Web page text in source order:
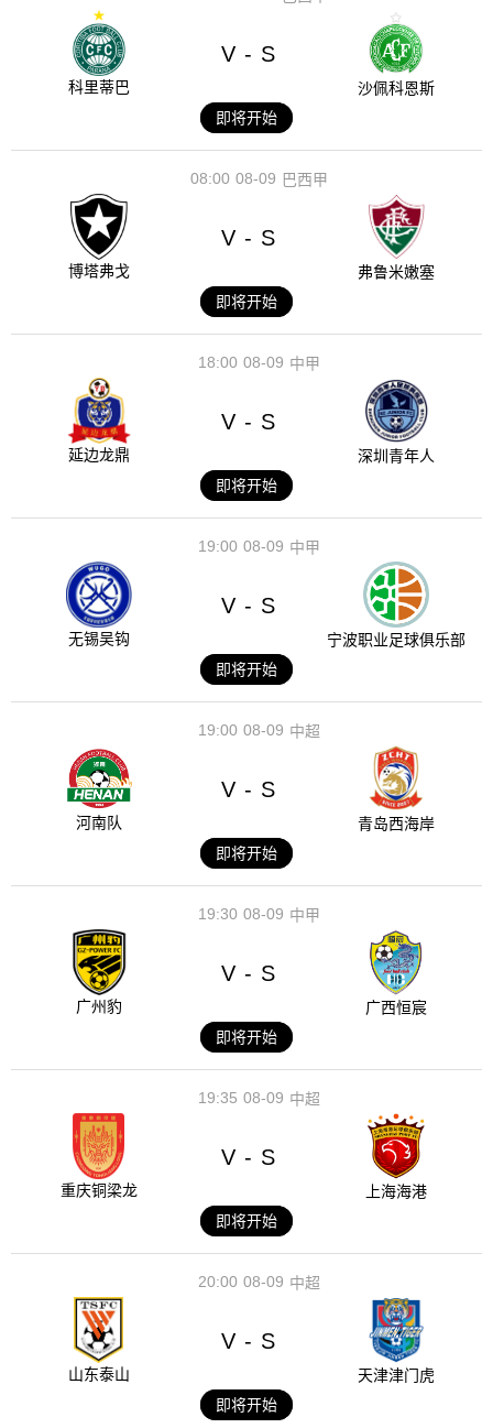
科里蒂巴
V - S
沙佩科恩斯
即将开始
08-09
08:00 巴西甲
博塔弗戈
V - S
弗鲁米嫩塞
即将开始
08-09
18:00 中甲
延边龙鼎
V - S
深圳青年人
即将开始
08-09
19:00 中甲
无锡吴钩
V - S
宁波职业足球俱乐部
即将开始
08-09
19:00 中超
河南队
V - S
青岛西海岸
即将开始
08-09
19:30 中甲
广州豹
V - S
广西恒宸
即将开始
08-09
19:35 中超
重庆铜梁龙
V - S
上海海港
即将开始
08-09
20:00 中超
山东泰山
V - S
天津津门虎
即将开始